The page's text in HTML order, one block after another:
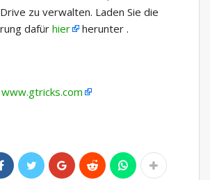
zu verwalten. Laden Sie die
dafür hier herunter .
www.gtricks.com